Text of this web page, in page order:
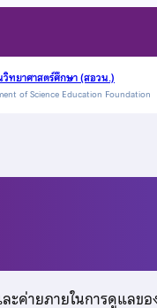
ทยาศาสตร์ศึกษา (สอวน.)
of Science Education Foundation
ะค่ายภายในการดูแลข